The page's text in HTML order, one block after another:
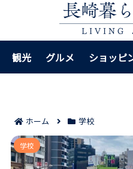
観光 グルメ ショッピ
ホーム 学校
長崎大学医学部の地域枠で
出願条件から義
学校